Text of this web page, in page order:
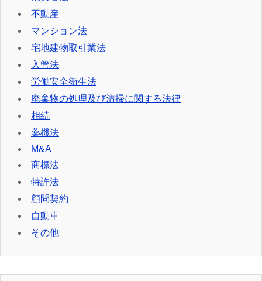
不動産
マンション法
宅地建物取引業法
入管法
労働安全衛生法
廃棄物の処理及び清掃に関する法律
相続
薬機法
M&A
商標法
特許法
顧問契約
自動車
その他